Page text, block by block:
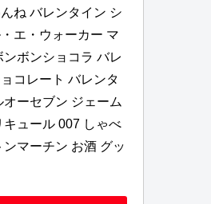
ね バレンタイン シ
エ・ウォーカー マ
ンボンショコラ バレ
コレート バレンタ
オーセブン ジェーム
キュール 007 しゃべ
ンマーチン お酒 グッ